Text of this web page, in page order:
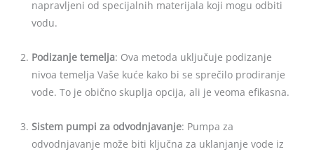
napravljeni od specijalnih materijala koji mogu odbiti
vodu.
Podizanje temelja: Ova metoda uključuje podizanje
nivoa temelja Vaše kuće kako bi se sprečilo prodiranje
vode. To je obično skuplja opcija, ali je veoma efikasna.
Sistem pumpi za odvodnjavanje: Pumpa za
odvodnjavanje može biti ključna za uklanjanje vode iz